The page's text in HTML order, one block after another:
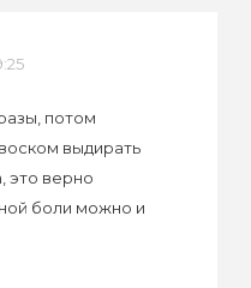
потом
выдирать
это верно
боли можно и